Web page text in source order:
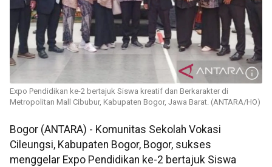
Expo Pendidikan ke-2 bertajuk Siswa kreatif dan Berkarakter di
Metropolitan Mall Cibubur, Kabupaten Bogor, Jawa Barat. (ANTARA/HO)
Bogor (ANTARA) - Komunitas Sekolah Vokasi
Cileungsi, Kabupaten Bogor, Bogor, sukses
menggelar Expo Pendidikan ke-2 bertajuk Siswa